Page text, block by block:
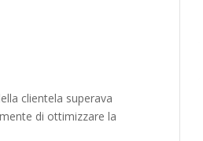
clientela superava
di ottimizzare la